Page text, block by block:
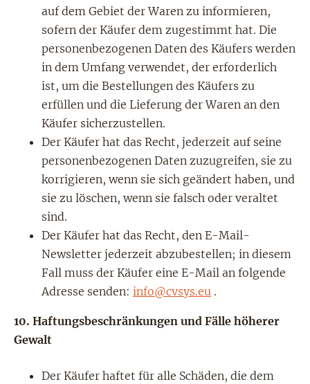
auf dem Gebiet der Waren zu informieren,
sofern der Käufer dem zugestimmt hat. Die
personenbezogenen Daten des Käufers werden
in dem Umfang verwendet, der erforderlich
ist, um die Bestellungen des Käufers zu
erfüllen und die Lieferung der Waren an den
Käufer sicherzustellen.
Der Käufer hat das Recht, jederzeit auf seine
personenbezogenen Daten zuzugreifen, sie zu
korrigieren, wenn sie sich geändert haben, und
sie zu löschen, wenn sie falsch oder veraltet
sind.
Der Käufer hat das Recht, den E-Mail-
Newsletter jederzeit abzubestellen; in diesem
Fall muss der Käufer eine E-Mail an folgende
Adresse senden: info@cvsys.eu .
10. Haftungsbeschränkungen und Fälle höherer
Gewalt
Der Käufer haftet für alle Schäden, die dem